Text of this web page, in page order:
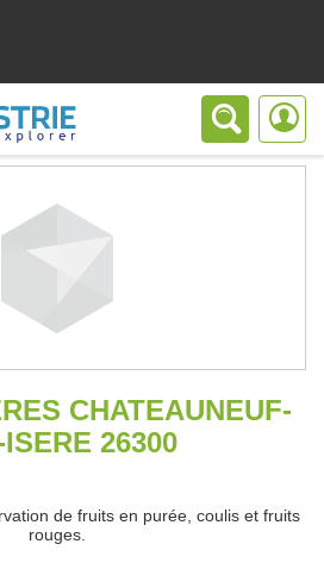
CHATEAUNEUF-
26300
de fruits en purée, coulis et fruits
rouges.